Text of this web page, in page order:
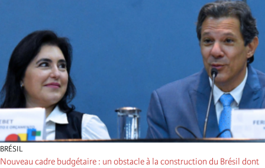
BRÉSIL
Nouveau cadre budgétaire : un obstacle à la construction du Brésil dont